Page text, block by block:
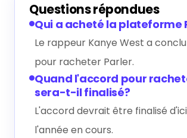
Questions répondues
Qui a acheté la plateforme
Le rappeur Kanye West a
pour racheter Parler.
Quand l'accord pour
sera-t-il finalisé?
L'accord devrait être finalisé
l'année en cours.